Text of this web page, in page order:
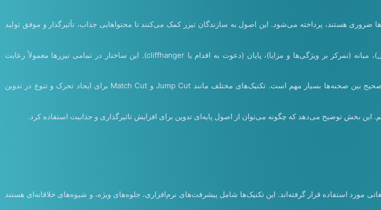
ضروری هستند، پرداخته می‌شود. این اصول به سازندگان تیزر کمک می‌کنند تا محتواهایی جذاب، تأثیرگذار و موفق تولید
ساختار تیزرها: تیزرها معمولاً دارای سه بخش هستند: شروع (معرفی مختصر برند یا محصول)، میانه (تمرکز بر ویژگی‌ها و مزایا)، پایان (دعوت به اقدام یا cliffhanger). این ساختار در تمامی تیزرها معمولاً رعایت
اصول برش و انتقال: در ادیت تیزر، انتخاب لحظات مهم برای برش، حفظ تسلسل و انتقال صحیح بین صحنه‌ها بسیار مهم است. تکنیک‌های مختلف مانند Jump Cut و Match Cut برای ایجاد تحرک و تنوع در تدوین
این بخش توضیح می‌دهد که چگونه می‌توان از اصول پایه‌ای تدوین برای افزایش تاثیرگذاری و جذابیت استفاده کرد.
مورد استفاده قرار گرفته‌اند. این تکنیک‌ها شامل پیشرفت‌های نرم‌افزاری، جلوه‌های ویژه، و شیوه‌های خلاقانه‌ای هستند